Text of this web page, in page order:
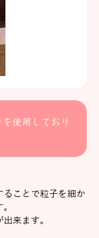
使用しており
ることで粒子を細か
来ます。